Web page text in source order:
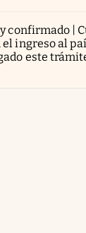
confirmado |
ingreso al
este